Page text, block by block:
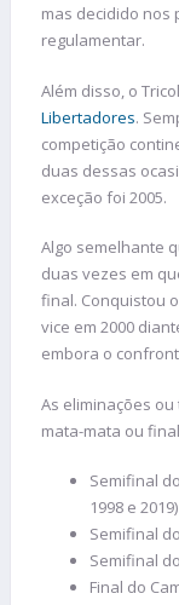
mas decidido nos
regulamentar.
Além disso, o
Libertadores.
competição
duas dessas
exceção foi 2005.
Algo semelhante
duas vezes em
final. Conquistou
vice em 2000
embora o
As eliminações
mata-mata ou
Semifinal
1998 e 2019)
Semifinal
Semifinal
Final do